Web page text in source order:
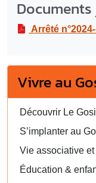
Arrêté n°2024-1657 Réglementant la circulation et le
Vivre au
Découvrir Le
S’implanter au
Vie associative
Éducation &